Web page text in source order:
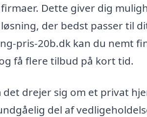
Dette giver dig
der bedst passer til
pris-20b.dk kan du nemt
få flere tilbud på kort tid.
det drejer sig om et privat
del af